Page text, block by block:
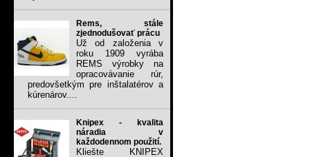
Rems, stále
zjednodušovať prácu
Už od založenia v
roku 1909 vyrába
REMS výrobky na
opracovávanie rúr,
predovšetkým pre inštalatérov a
kúrenárov....
Knipex - kvalita
náradia v
každodennom použití.
Kliešte KNIPEX